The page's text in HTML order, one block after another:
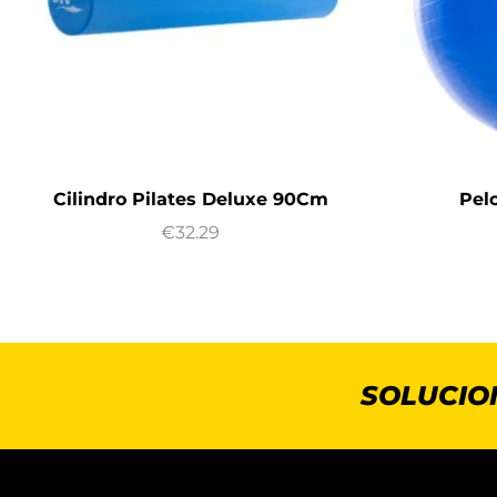
Cilindro Pilates Deluxe 90Cm
€32.29